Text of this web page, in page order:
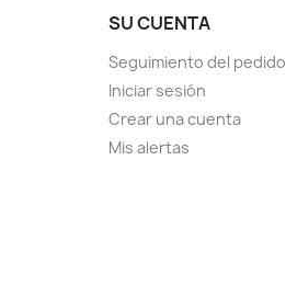
SU CUENTA
Seguimiento del pedido
Iniciar sesión
Crear una cuenta
Mis alertas